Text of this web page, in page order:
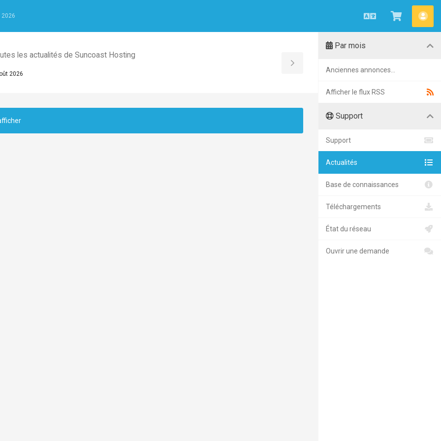
2026
FrançaisAfficher
le
les actualités de Suncoast Hosting
2026
Toggle
Sidebar
Par mois
Anciennes annonces...
Afficher le flux RSS
Support
Support
Actualités
Base de connaissances
Téléchargements
État du réseau
Ouvrir une demande